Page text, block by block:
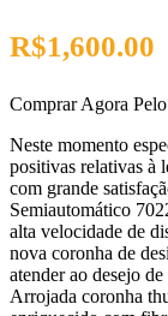
R$1,600.00
Comprar Agora
Neste momento
positivas relativas à
com grande
Semiautomático
alta velocidade de
nova coronha de
atender ao desejo
Arrojada coronha